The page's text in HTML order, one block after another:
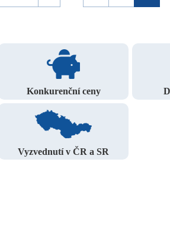
Konkurenční ceny
Vyzvednutí v ČR a SR